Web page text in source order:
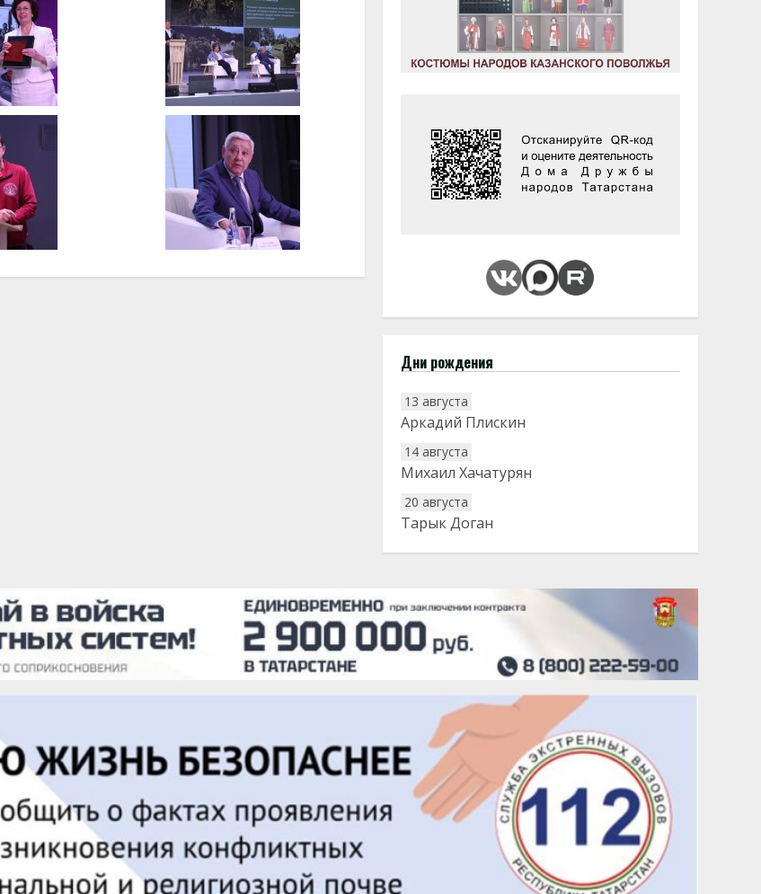
Дни рождения
13 августа
Аркадий Плискин
14 августа
Михаил Хачатурян
20 августа
Тарык Доган
22 августа
25 августа
Сэсэгма Бубеева
28 августа
Чингиз Мустафаев
29 августа
Надежда Рослова
1 сентября
Гали Хасанов
1 сентября
Владислав Тома
Ильдар Гильмутдинов